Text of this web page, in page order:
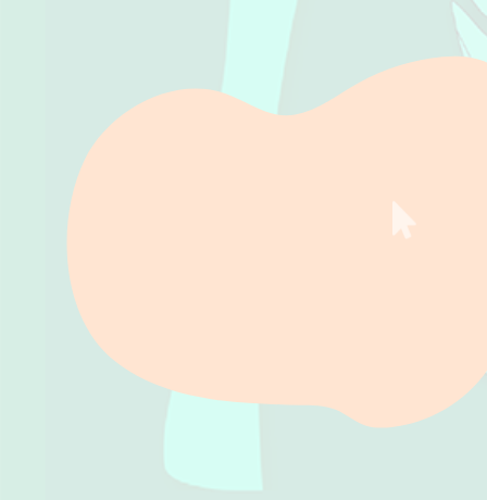
Primer Premio
Concurso De
IES OJOS DEL
GUADIANA